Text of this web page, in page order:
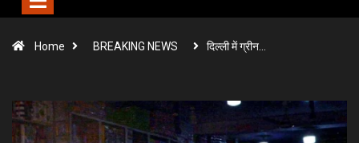
Home BREAKING NEWS दिल्ली में ग्रीन…